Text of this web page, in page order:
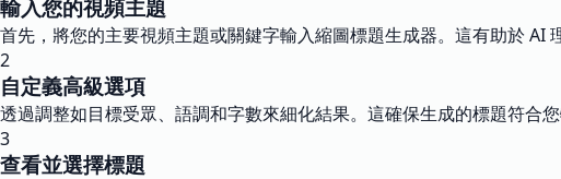
輸入您的視頻主題
首先，將您的主要視頻主題或關鍵字輸入縮圖標題生成器。這有助於 AI
2
自定義高級選項
透過調整如目標受眾、語調和字數來細化結果。這確保生成的標題符合
3
查看並選擇標題